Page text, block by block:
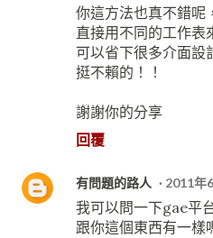
你這方法也真不錯呢
直接用不同的工作表
可以省下很多介面設
挺不賴的！！
謝謝你的分享
回覆
有問題的路人 2011年
我可以問一下gae平
跟你這個東西有一樣